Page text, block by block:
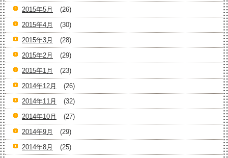
2015年5月
(26)
2015年4月
(30)
2015年3月
(28)
2015年2月
(29)
2015年1月
(23)
2014年12月
(26)
2014年11月
(32)
2014年10月
(27)
2014年9月
(29)
2014年8月
(25)